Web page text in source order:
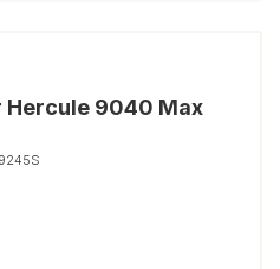
Hercule 9040 Max
9245S